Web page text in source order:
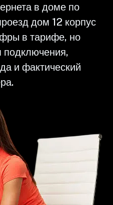
в доме по
дом 12 корпус
в тарифе, но
подключения,
и фактический